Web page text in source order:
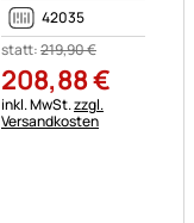
42035
statt:219,90€
208,88€
Steuerhinweis:
inkl. MwSt.zzgl.
Versandkosten